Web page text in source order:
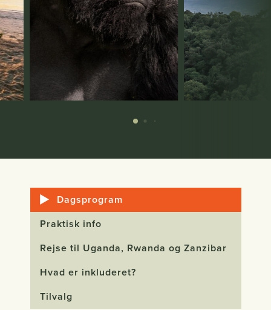
Dagsprogram
Praktisk info
Rejse til Uganda, Rwanda og Zanzibar
Hvad er inkluderet?
Tilvalg